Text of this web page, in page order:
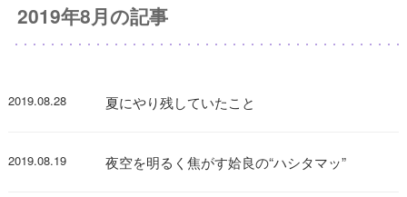
2019年8月の記事
2019.08.28 夏にやり残していたこと
2019.08.19 夜空を明るく焦がす姶良の“ハシタマッ”